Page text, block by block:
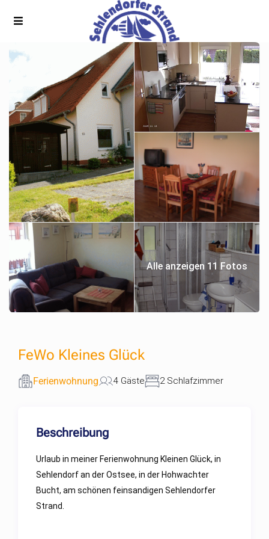
Alle anzeigen 11 Fotos
FeWo Kleines Glück
Ferienwohnung 4 Gäste 2 Schlafzimmer
Beschreibung
Urlaub in meiner Ferienwohnung Kleinen Glück, in
Sehlendorf an der Ostsee, in der Hohwachter
Bucht, am schönen feinsandigen Sehlendorfer
Strand.